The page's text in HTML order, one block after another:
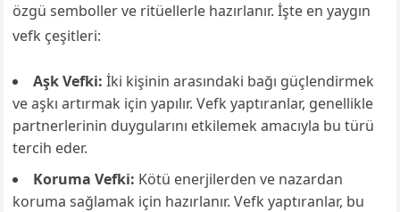
özgü semboller ve ritüellerle hazırlanır. İşte en yaygın
vefk çeşitleri:
Aşk Vefki: İki kişinin arasındaki bağı güçlendirmek
ve aşkı artırmak için yapılır. Vefk yaptıranlar, genellikle
partnerlerinin duygularını etkilemek amacıyla bu türü
tercih eder.
Koruma Vefki: Kötü enerjilerden ve nazardan
koruma sağlamak için hazırlanır. Vefk yaptıranlar, bu